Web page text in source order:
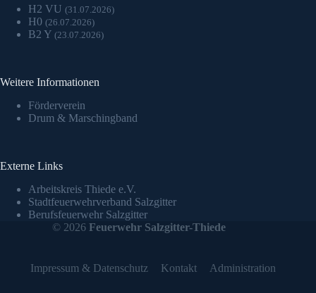
H2 VU (31.07.2026)
H0 (26.07.2026)
B2 Y (23.07.2026)
Weitere Informationen
Förderverein
Drum & Marschingband
Externe Links
Arbeitskreis Thiede e.V.
Stadtfeuerwehrverband Salzgitter
Berufsfeuerwehr Salzgitter
© 2026Feuerwehr Salzgitter-Thiede
Impressum & Datenschutz Kontakt Administration